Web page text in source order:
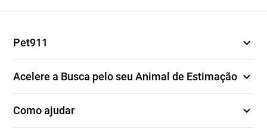
Pet911 expand_more
Acelere a Busca pelo seu Animal de Estimação expand_more
Como ajudar expand_more